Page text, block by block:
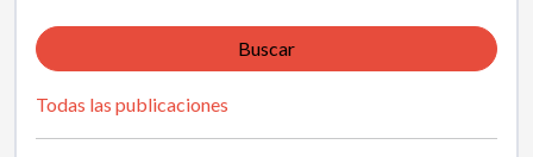
Buscar
Todas las publicaciones